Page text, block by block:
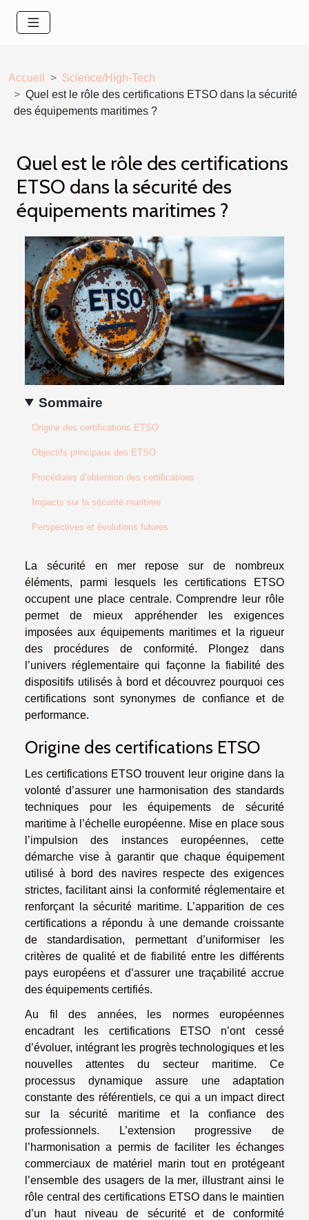
Accueil
Science/High-Tech
Quel est le rôle des certifications ETSO dans la sécurité
des équipements maritimes ?
Quel est le rôle des certifications
ETSO dans la sécurité des
équipements maritimes ?
Sommaire
Origine des certifications ETSO
Objectifs principaux des ETSO
Procédures d’obtention des certifications
Impacts sur la sécurité maritime
Perspectives et évolutions futures
La sécurité en mer repose sur de nombreux
éléments, parmi lesquels les certifications ETSO
occupent une place centrale. Comprendre leur rôle
permet de mieux appréhender les exigences
imposées aux équipements maritimes et la rigueur
des procédures de conformité. Plongez dans
l’univers réglementaire qui façonne la fiabilité des
dispositifs utilisés à bord et découvrez pourquoi ces
certifications sont synonymes de confiance et de
performance.
Origine des certifications ETSO
Les certifications ETSO trouvent leur origine dans la
volonté d’assurer une harmonisation des standards
techniques pour les équipements de sécurité
maritime à l’échelle européenne. Mise en place sous
l’impulsion des instances européennes, cette
démarche vise à garantir que chaque équipement
utilisé à bord des navires respecte des exigences
strictes, facilitant ainsi la conformité réglementaire et
renforçant la sécurité maritime. L’apparition de ces
certifications a répondu à une demande croissante
de standardisation, permettant d’uniformiser les
critères de qualité et de fiabilité entre les différents
pays européens et d’assurer une traçabilité accrue
des équipements certifiés.
Au fil des années, les normes européennes
encadrant les certifications ETSO n’ont cessé
d’évoluer, intégrant les progrès technologiques et les
nouvelles attentes du secteur maritime. Ce
processus dynamique assure une adaptation
constante des référentiels, ce qui a un impact direct
sur la sécurité maritime et la confiance des
professionnels. L’extension progressive de
l’harmonisation a permis de faciliter les échanges
commerciaux de matériel marin tout en protégeant
l’ensemble des usagers de la mer, illustrant ainsi le
rôle central des certifications ETSO dans le maintien
d’un haut niveau de sécurité et de conformité